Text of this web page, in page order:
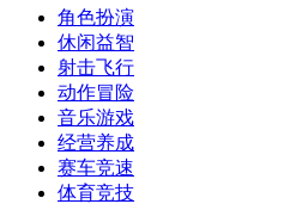
角色扮演
休闲益智
射击飞行
动作冒险
音乐游戏
经营养成
赛车竞速
体育竞技